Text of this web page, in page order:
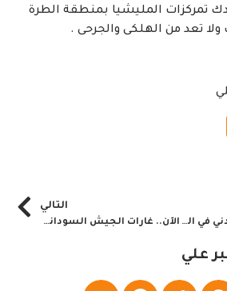
تمركزات المليشيا بمنطقة الطرة
تعد من الهلكى والجرحى .
سلطة الطيران المدني في السودان.. بيان
التالي
الآن.. غارات الجيش السوداني تفحم عتاد عسكري بمطار نيالا
علي